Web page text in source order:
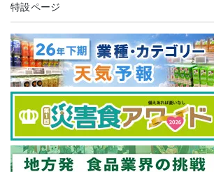
特設ページ